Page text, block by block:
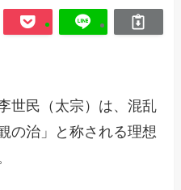
世民（太宗）は、混乱
の治」と称される理想